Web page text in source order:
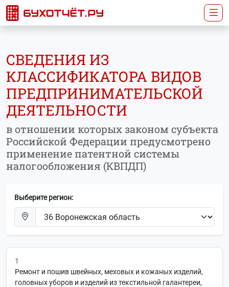
СВЕДЕНИЯ ИЗ
КЛАССИФИКАТОРА ВИДОВ
ПРЕДПРИНИМАТЕЛЬСКОЙ
ДЕЯТЕЛЬНОСТИ
в отношении которых законом субъекта
Российской Федерации предусмотрено
применение патентной системы
налогообложения (КВПДП)
Выберите регион:
1
Ремонт и пошив швейных, меховых и кожаных изделий,
головных уборов и изделий из текстильной галантереи,